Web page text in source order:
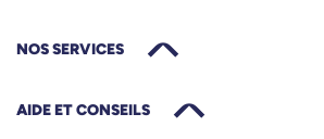
NOS SERVICES
AIDE ET CONSEILS